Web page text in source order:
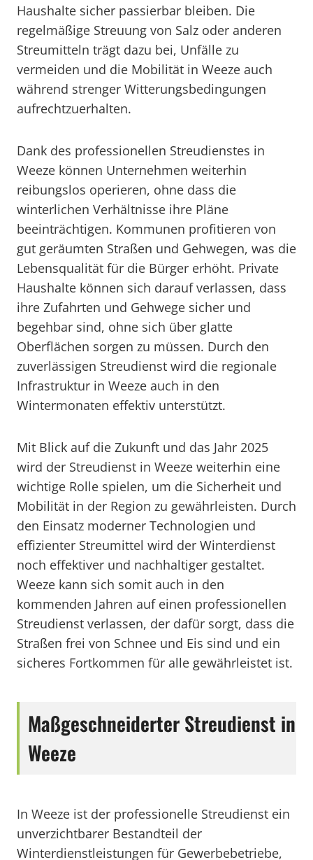
Haushalte sicher passierbar bleiben. Die
regelmäßige Streuung von Salz oder anderen
Streumitteln trägt dazu bei, Unfälle zu
vermeiden und die Mobilität in Weeze auch
während strenger Witterungsbedingungen
aufrechtzuerhalten.
Dank des professionellen Streudienstes in
Weeze können Unternehmen weiterhin
reibungslos operieren, ohne dass die
winterlichen Verhältnisse ihre Pläne
beeinträchtigen. Kommunen profitieren von
gut geräumten Straßen und Gehwegen, was die
Lebensqualität für die Bürger erhöht. Private
Haushalte können sich darauf verlassen, dass
ihre Zufahrten und Gehwege sicher und
begehbar sind, ohne sich über glatte
Oberflächen sorgen zu müssen. Durch den
zuverlässigen Streudienst wird die regionale
Infrastruktur in Weeze auch in den
Wintermonaten effektiv unterstützt.
Mit Blick auf die Zukunft und das Jahr 2025
wird der Streudienst in Weeze weiterhin eine
wichtige Rolle spielen, um die Sicherheit und
Mobilität in der Region zu gewährleisten. Durch
den Einsatz moderner Technologien und
effizienter Streumittel wird der Winterdienst
noch effektiver und nachhaltiger gestaltet.
Weeze kann sich somit auch in den
kommenden Jahren auf einen professionellen
Streudienst verlassen, der dafür sorgt, dass die
Straßen frei von Schnee und Eis sind und ein
sicheres Fortkommen für alle gewährleistet ist.
Maßgeschneiderter Streudienst in
Weeze
In Weeze ist der professionelle Streudienst ein
unverzichtbarer Bestandteil der
Winterdienstleistungen für Gewerbebetriebe,